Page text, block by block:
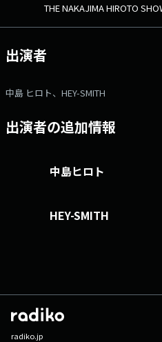
オ生出演！ リクエスト・メッ
ントは「@fm802_pr」 ⇒facebookペ
THE NAKAJIMA HIROTO
出演者
中島 ヒロト、HEY-SMITH
出演者の追加情報
中島ヒロト
HEY-SMITH
radiko.jp